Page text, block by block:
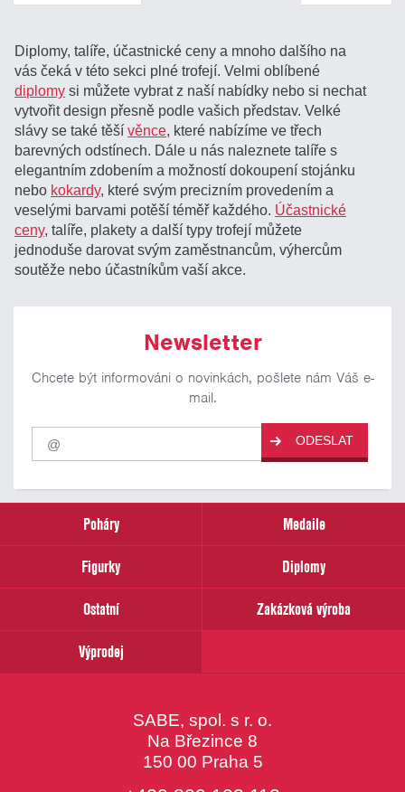
Diplomy, talíře, účastnické ceny a mnoho dalšího na
vás čeká v této sekci plné trofejí. Velmi oblíbené
diplomy si můžete vybrat z naší nabídky nebo si nechat
vytvořit design přesně podle vašich představ. Velké
slávy se také těšívěnce, které nabízíme ve třech
barevných odstínech. Dále u nás naleznete talíře s
elegantním zdobením a možností dokoupení stojánku
nebo kokardy, které svým precizním provedením a
veselými barvami potěší téměř každého. Účastnické
ceny, talíře, plakety a další typy trofejí můžete
jednoduše darovat svým zaměstnancům, výhercům
soutěže nebo účastníkům vaší akce.
Newsletter
Chcete být informováni o novinkách, pošlete nám Váš e-
mail.
Pro
odběr
našich
email
ODESLAT
Poháry
Medaile
Figurky
Diplomy
Ostatní
Zakázková výroba
Výprodej
SABE, spol. s r. o.
Na Březince 8
150 00 Praha 5